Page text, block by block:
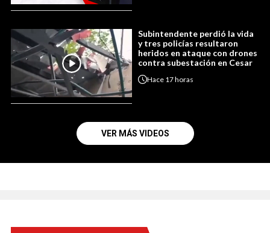
Subintendente perdió la vida
y tres policías resultaron
heridos en ataque con drones
contra subestación en Cesar
Hace 17 horas
VER MÁS VIDEOS